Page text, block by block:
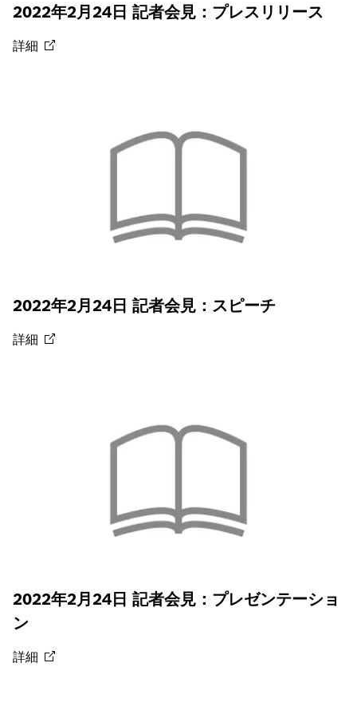
2022年2月24日 記者会見：プレスリリース
詳細
2022年2月24日 記者会見：スピーチ
詳細
2022年2月24日 記者会見：プレゼンテーショ
ン
詳細